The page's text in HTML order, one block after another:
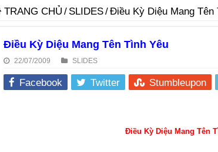
TRANG CHỦ / SLIDES/Điều Kỳ Diệu Mang Tên
Điều Kỳ Diệu Mang Tên Tình Yêu
22/07/2009 SLIDES
Facebook Twitter Stumbleupon
Điều Kỳ Diệu Mang Tên